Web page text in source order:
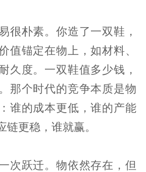
很朴素。你造了一双鞋，
值锚定在物上，如材料、
久度。一双鞋值多少钱，
那个时代的竞争本质是物
谁的成本更低，谁的产能
链更稳，谁就赢。
次跃迁。物依然存在，但